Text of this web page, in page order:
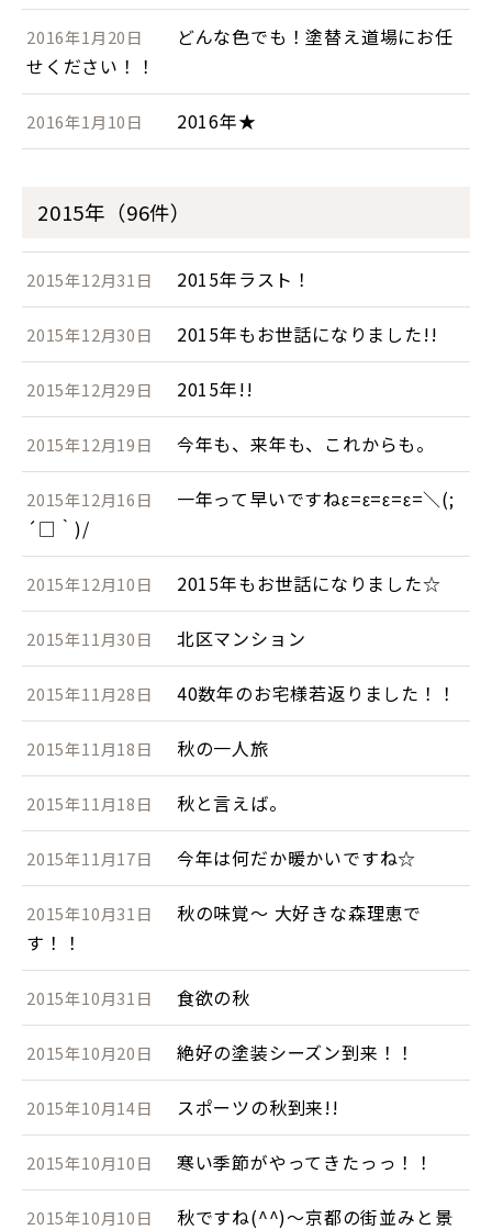
2016年1月20日
どんな色でも！塗替え道場にお任
せください！！
2016年1月10日 2016年★
2015年（96件）
2015年12月31日 2015年ラスト！
2015年12月30日 2015年もお世話になりました!!
2015年12月29日 2015年!!
2015年12月19日 今年も、来年も、これからも。
2015年12月16日
一年って早いですねε=ε=ε=ε=＼(;
´□｀)/
2015年12月10日 2015年もお世話になりました☆
2015年11月30日 北区マンション
2015年11月28日 40数年のお宅様若返りました！！
2015年11月18日 秋の一人旅
2015年11月18日 秋と言えば。
2015年11月17日 今年は何だか暖かいですね☆
2015年10月31日
秋の味覚～ 大好きな森理恵で
す！！
2015年10月31日 食欲の秋
2015年10月20日 絶好の塗装シーズン到来！！
2015年10月14日 スポーツの秋到来!!
2015年10月10日 寒い季節がやってきたっっ！！
2015年10月10日 秋ですね(^^)～京都の街並みと景